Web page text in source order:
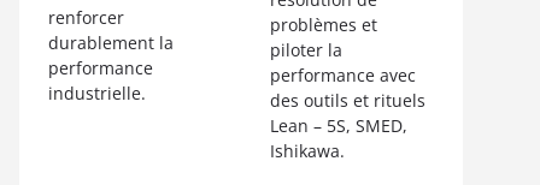
renforcer
durablement la
performance
industrielle.
problèmes et
piloter la
performance avec
des outils et rituels
Lean – 5S, SMED,
Ishikawa.